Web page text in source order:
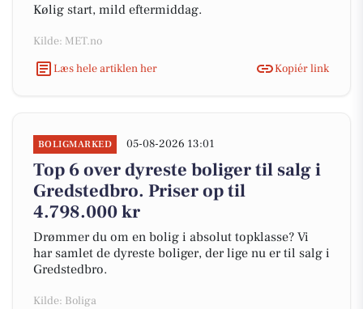
Kølig start, mild eftermiddag.
Kilde: MET.no
Læs hele artiklen her
Kopiér link
BOLIGMARKED 05-08-2026 13:01
Top 6 over dyreste boliger til salg i
Gredstedbro. Priser op til
4.798.000 kr
Drømmer du om en bolig i absolut topklasse? Vi
har samlet de dyreste boliger, der lige nu er til salg i
Gredstedbro.
Kilde: Boliga